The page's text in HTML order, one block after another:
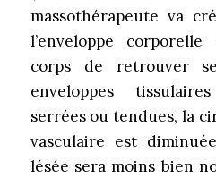
massothérapeute va
l’enveloppe
corps de retrouver
enveloppes
serrées ou tendues, la
vasculaire est
lésée sera moins bien